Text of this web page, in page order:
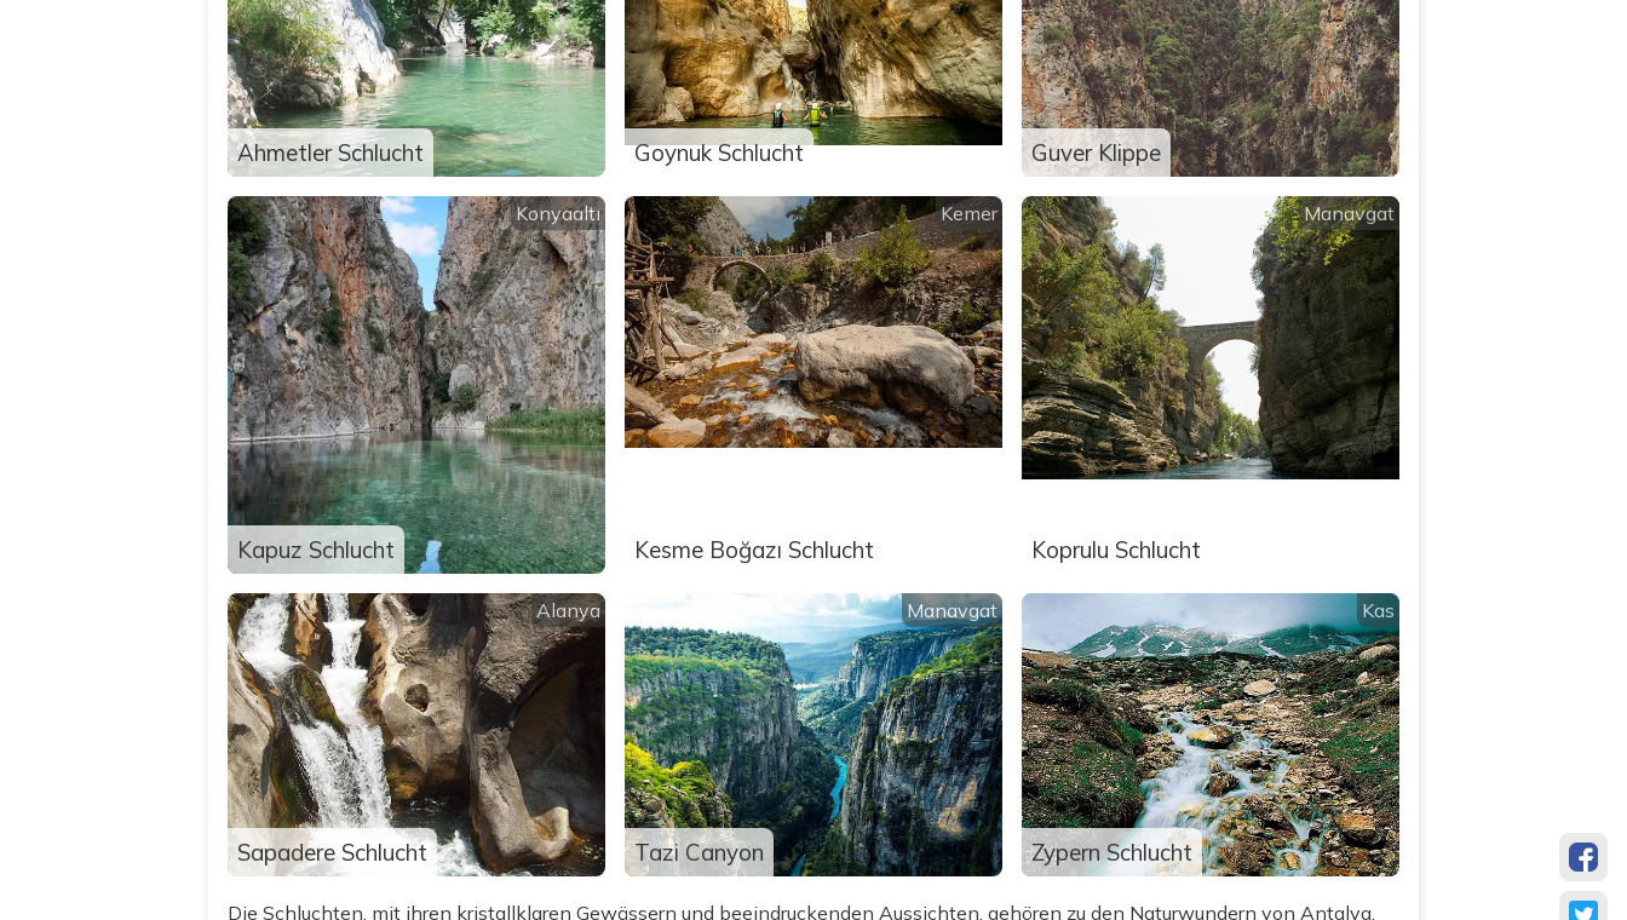
Ahmetler Schlucht Goynuk Schlucht Guver Klippe
Kapuz Schlucht
Konyaaltı
Kesme Boğazı Schlucht
Kemer
Koprulu Schlucht
Manavgat
Sapadere Schlucht
Alanya
Tazi Canyon
Manavgat
Zypern Schlucht
Kas
Die Schluchten, mit ihren kristallklaren Gewässern und beeindruckenden Aussichten, gehören zu den Naturwundern von Antalya,